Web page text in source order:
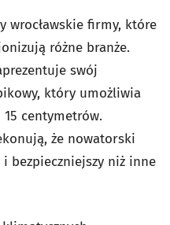
wrocławskie firmy, które
różne branże.
swój
który umożliwia
centymetrów.
że nowatorski
bezpieczniejszy niż inne